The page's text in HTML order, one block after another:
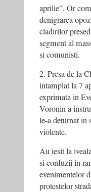
aprilie”. Or
denigrarea
cladirilor
segment al
si comunisti.
2. Presa de la
intamplat la 7
exprimata in
Voronin a
le-a deturnat in
violente.
Au iesit la
si confuzii in
evenimentelor
protestelor